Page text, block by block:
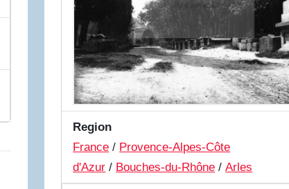
Region
France / Provence-Alpes-Côte
d'Azur / Bouches-du-Rhône /Arles